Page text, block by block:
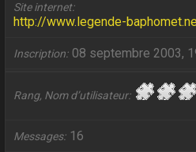
Site internet
http://www.legende-
Inscription 08 septembre 2003,
Rang, Nom d’utilisateur
Messages 16